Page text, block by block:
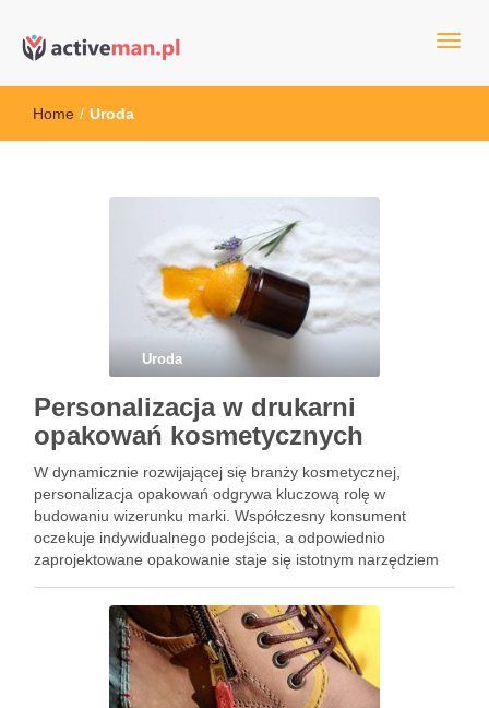
active man – sprzęt sportowy
sportowym
Home / Uroda
Uroda
Personalizacja w drukarni
opakowań kosmetycznych
W dynamicznie rozwijającej się branży kosmetycznej,
personalizacja opakowań odgrywa kluczową rolę w
budowaniu wizerunku marki. Współczesny konsument
oczekuje indywidualnego podejścia, a odpowiednio
zaprojektowane opakowanie staje się istotnym narzędziem
nie tylko dostarcza wysokiej jakości rozwiązania, ale również
umożliwia personalizację, która zwiększa lojalność
konsumentów i pozwala …